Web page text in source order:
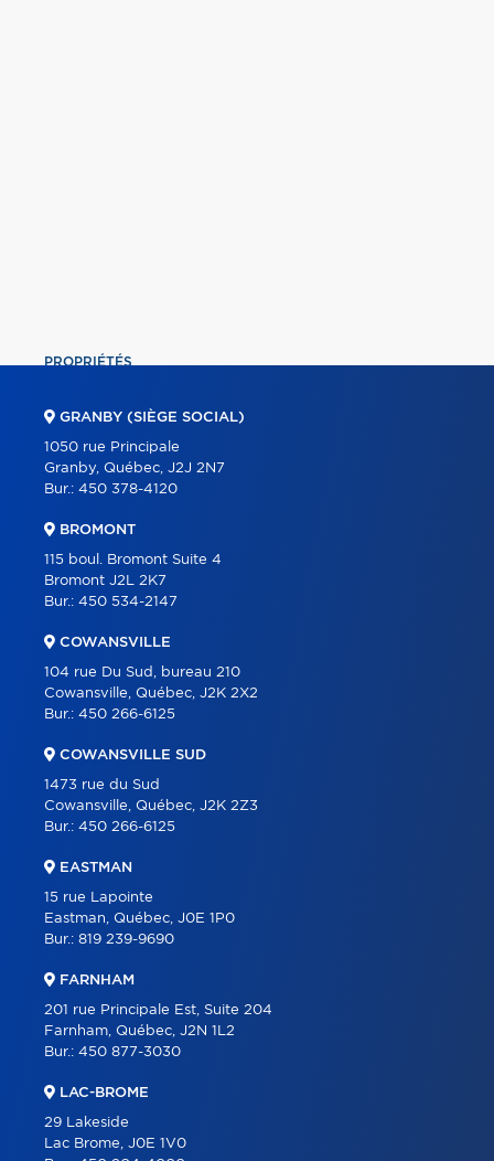
PROPRIÉTÉS
À PROPOS
PARTENAIRES
CONTACT
GRANBY (SIÈGE SOCIAL)
1050 rue Principale
Granby, Québec, J2J 2N7
Bur.: 450 378-4120
BROMONT
115 boul. Bromont Suite 4
Bromont J2L 2K7
Bur.: 450 534-2147
COWANSVILLE
104 rue Du Sud, bureau 210
Cowansville, Québec, J2K 2X2
Bur.: 450 266-6125
COWANSVILLE SUD
1473 rue du Sud
Cowansville, Québec, J2K 2Z3
Bur.: 450 266-6125
EASTMAN
15 rue Lapointe
Eastman, Québec, J0E 1P0
Bur.: 819 239-9690
FARNHAM
201 rue Principale Est, Suite 204
Farnham, Québec, J2N 1L2
Bur.: 450 877-3030
LAC-BROME
29 Lakeside
Lac Brome, J0E 1V0